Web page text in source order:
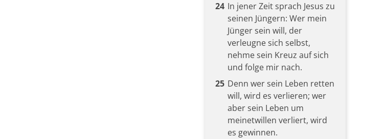
24 In jener Zeit sprach Jesus zu
seinen Jüngern: Wer mein
Jünger sein will, der
verleugne sich selbst,
nehme sein Kreuz auf sich
und folge mir nach.
25 Denn wer sein Leben retten
will, wird es verlieren; wer
aber sein Leben um
meinetwillen verliert, wird
es gewinnen.